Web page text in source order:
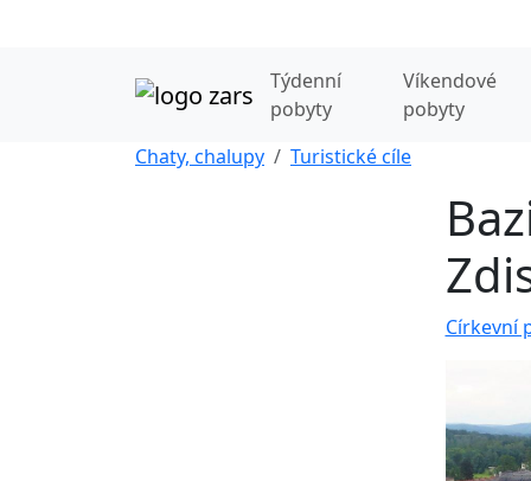
Týdenní
pobyty
Víkendové
pobyty
Chaty, chalupy
Turistické cíle
Církevní